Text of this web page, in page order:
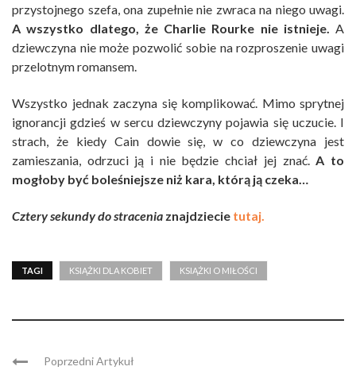
przystojnego szefa, ona zupełnie nie zwraca na niego uwagi.
A wszystko dlatego, że Charlie Rourke nie istnieje. A
dziewczyna nie może pozwolić sobie na rozproszenie uwagi
przelotnym romansem.
Wszystko jednak zaczyna się komplikować. Mimo sprytnej
ignorancji gdzieś w sercu dziewczyny pojawia się uczucie. I
strach, że kiedy Cain dowie się, w co dziewczyna jest
zamieszania, odrzuci ją i nie będzie chciał jej znać.A to
mogłoby być boleśniejsze niż kara, którą ją czeka…
Cztery sekundy do stracenia znajdziecie tutaj.
TAGI KSIĄŻKI DLA KOBIET KSIĄŻKI O MIŁOŚCI
Poprzedni Artykuł